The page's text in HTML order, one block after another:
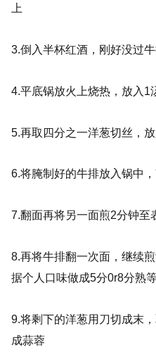
上
3.倒入半杯红酒，刚好没过
4.平底锅放火上烧热，放入1
5.再取四分之一洋葱切丝，
6.将腌制好的牛排放入锅中
7.翻面再将另一面煎2分钟至
8.再将牛排翻一次面，继续
据个人口味做成5分0r8分熟等
9.将剩下的洋葱用刀切成末
成蒜蓉